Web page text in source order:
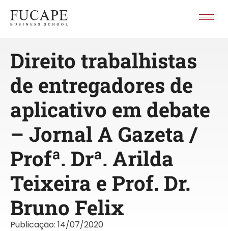
Direito trabalhistas
de entregadores de
aplicativo em debate
– Jornal A Gazeta /
Profª. Drª. Arilda
Teixeira e Prof. Dr.
Bruno Felix
Publicação: 14/07/2020